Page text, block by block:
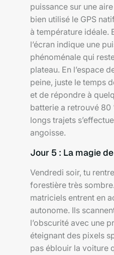
puissance sur une
bien utilisé le GPS
à température idéale.
l’écran indique une
phénoménale qui
plateau. En l’espace
peine, juste le temps
et de répondre à
batterie a retrouvé 80
longs trajets
angoisse.
Jour 5 : La magie
Vendredi soir, tu
forestière très
matriciels entrent en
autonome. Ils
l’obscurité avec une
éteignant des pixels
pas éblouir la voiture